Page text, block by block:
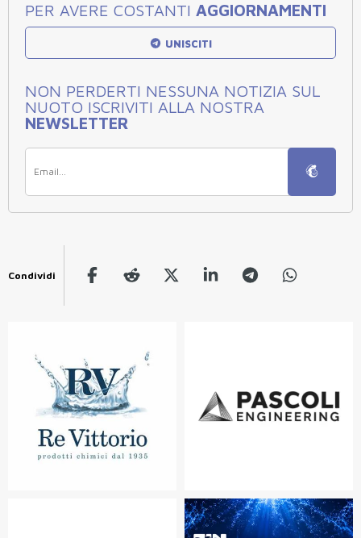
PER AVERE COSTANTI AGGIORNAMENTI
UNISCITI
NON PERDERTI NESSUNA NOTIZIA SUL
NUOTO ISCRIVITI ALLA NOSTRA
NEWSLETTER
Condividi